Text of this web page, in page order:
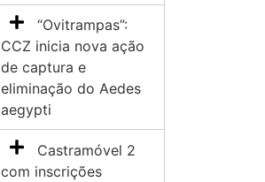
“Ovitrampas”:
CCZ inicia nova ação
de captura e
eliminação do Aedes
aegypti
Castramóvel 2
com inscrições